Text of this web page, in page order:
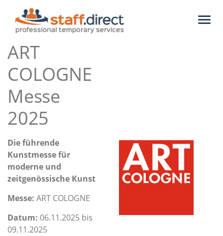
Toggle
ART
COLOGNE
Messe
2025
Die führende
Kunstmesse für
moderne und
zeitgenössische Kunst
Messe: ART COLOGNE
Datum: 06.11.2025 bis
09.11.2025